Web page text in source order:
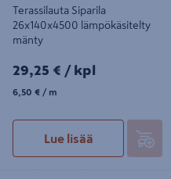
Terassilauta Siparila
26x140x4500 lämpökäsitelty
mänty
29,25€/kpl
29,25 € / kpl
6,50€/m
6,50 € / m
Lue lisää